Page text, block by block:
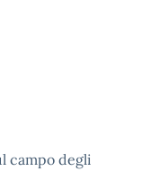
campo degli